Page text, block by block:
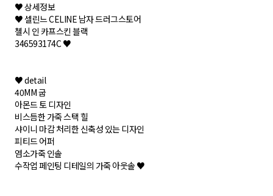
♥ 상세정보
♥ 셀린느 CELINE 남자 드러그스토어
첼시 인 카프스킨 블랙
346593174C ♥
♥ detail
40MM 굽
아몬드 토 디자인
비스듬한 가죽 스택 힐
샤이니 마감 처리한 신축성 있는 디자인
피티드 어퍼
염소가죽 인솔
수작업 페인팅 디테일의 가죽 아웃솔 ♥